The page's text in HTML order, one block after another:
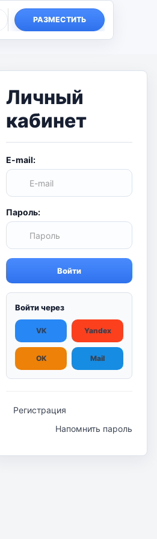
РАЗМЕСТИТЬ
Личный
кабинет
E-mail:
Пароль:
Войти
Войти через
VK Yandex
OK Mail
Регистрация
Напомнить пароль